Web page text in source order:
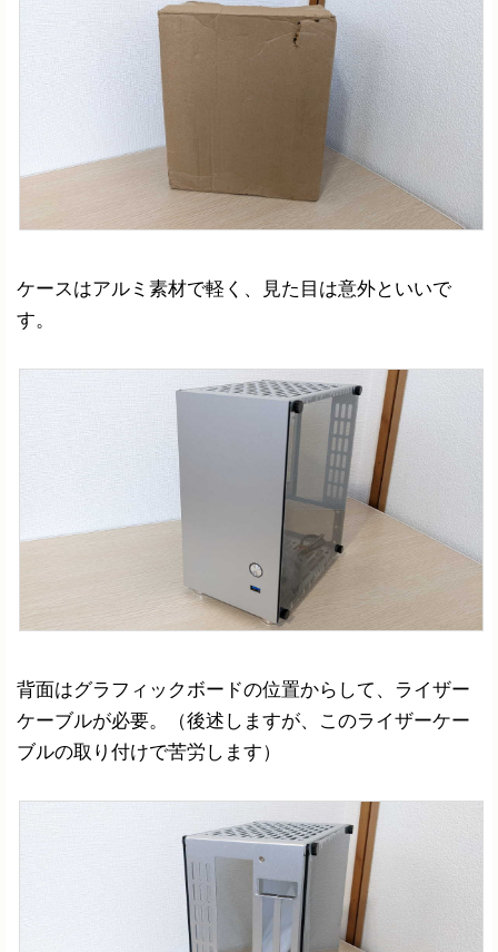
ケースはアルミ素材で軽く、見た目は意外といいで
す。
背面はグラフィックボードの位置からして、ライザー
ケーブルが必要。（後述しますが、このライザーケー
ブルの取り付けで苦労します）